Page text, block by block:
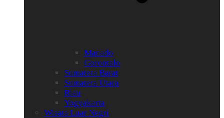
Manado
Gorontalo
Sumatera Barat
Sumatera Utara
Riau
Yogyakarta
Wisata Luar Negri